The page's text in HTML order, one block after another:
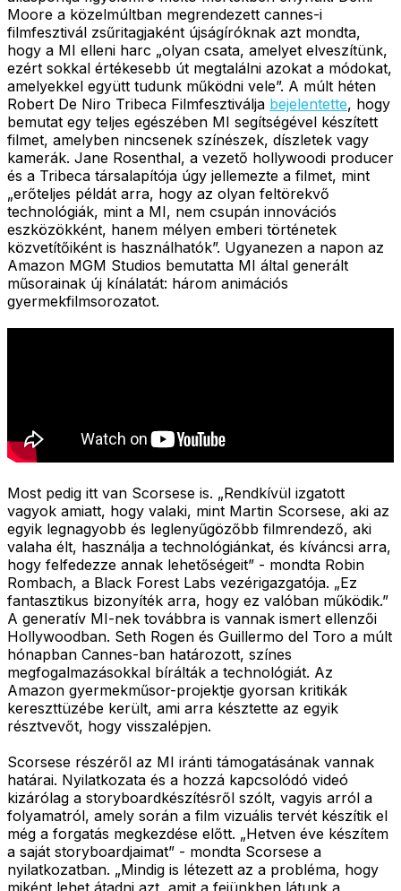
Moore a közelmúltban megrendezett cannes-i
filmfesztivál zsűritagjaként újságíróknak azt mondta,
hogy a MI elleni harc „olyan csata, amelyet elveszítünk,
ezért sokkal értékesebb út megtalálni azokat a módokat,
amelyekkel együtt tudunk működni vele”. A múlt héten
Robert De Niro Tribeca Filmfesztiválja bejelentette, hogy
bemutat egy teljes egészében MI segítségével készített
filmet, amelyben nincsenek színészek, díszletek vagy
kamerák. Jane Rosenthal, a vezető hollywoodi producer
és a Tribeca társalapítója úgy jellemezte a filmet, mint
„erőteljes példát arra, hogy az olyan feltörekvő
technológiák, mint a MI, nem csupán innovációs
eszközökként, hanem mélyen emberi történetek
közvetítőiként is használhatók”. Ugyanezen a napon az
Amazon MGM Studios bemutatta MI által generált
műsorainak új kínálatát: három animációs
gyermekfilmsorozatot.
Most pedig itt van Scorsese is. „Rendkívül izgatott
vagyok amiatt, hogy valaki, mint Martin Scorsese, aki az
egyik legnagyobb és leglenyűgözőbb filmrendező, aki
valaha élt, használja a technológiánkat, és kíváncsi arra,
hogy felfedezze annak lehetőségeit” - mondta Robin
Rombach, a Black Forest Labs vezérigazgatója. „Ez
fantasztikus bizonyíték arra, hogy ez valóban működik.”
A generatív MI-nek továbbra is vannak ismert ellenzői
Hollywoodban. Seth Rogen és Guillermo del Toro a múlt
hónapban Cannes-ban határozott, színes
megfogalmazásokkal bírálták a technológiát. Az
Amazon gyermekműsor-projektje gyorsan kritikák
kereszttüzébe került, ami arra késztette az egyik
résztvevőt, hogy visszalépjen.
Scorsese részéről az MI iránti támogatásának vannak
határai. Nyilatkozata és a hozzá kapcsolódó videó
kizárólag a storyboardkészítésről szólt, vagyis arról a
folyamatról, amely során a film vizuális tervét készítik el
még a forgatás megkezdése előtt. „Hetven éve készítem
a saját storyboardjaimat” - mondta Scorsese a
nyilatkozatban. „Mindig is létezett az a probléma, hogy
miként lehet átadni azt, amit a fejünkben látunk a